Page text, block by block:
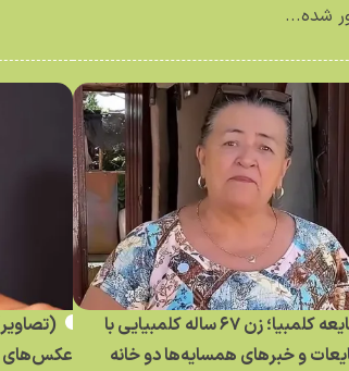
شده...
ملکه شایعه کلمبیا؛ زن ۶۷ ساله کلمبیایی با
و خبر‌های همسایه‌ها دو خانه
عکس‌های